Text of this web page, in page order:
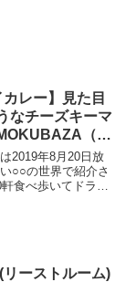
カレー】見た目
なチーズキーマ
（も
や営業時間は？
るのかなど調査
まつひろあき）
2019年8月20日放
○○の世界で紹介さ
食べ歩いてドライ
ーストルーム)